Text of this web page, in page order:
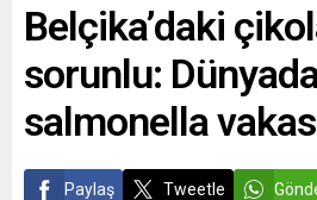
Belçika’daki
sorunlu:
salmonella
Paylaş Tweetle